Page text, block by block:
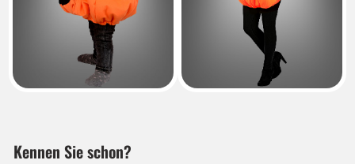
Kennen Sie schon?